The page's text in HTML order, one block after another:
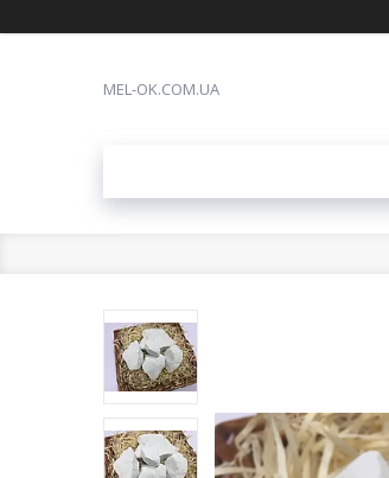
MEL-OK.COM.UA